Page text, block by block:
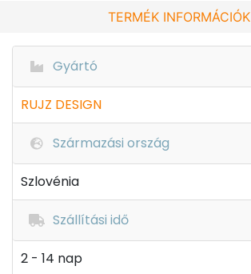
TERMÉK INFORMÁCIÓK
Gyártó
RUJZ DESIGN
Származási ország
Szlovénia
Szállítási idő
2 - 14 nap